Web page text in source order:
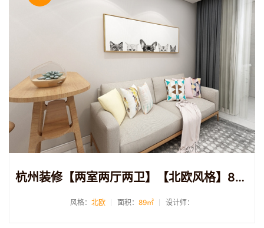
杭州装修【两室两厅两卫】【北欧风格】89方
风格： 北欧 面积： 89㎡ 设计师：